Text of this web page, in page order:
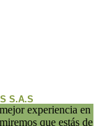
S.A.S
experiencia en
que estás de